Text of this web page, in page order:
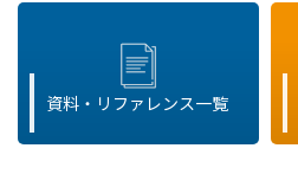
資料・リファレンス一覧